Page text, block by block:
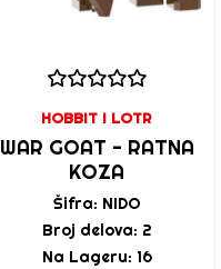
HOBBIT I LOTR
WAR GOAT - RATNA
KOZA
Šifra: NIDO
Broj delova: 2
Na Lageru: 16